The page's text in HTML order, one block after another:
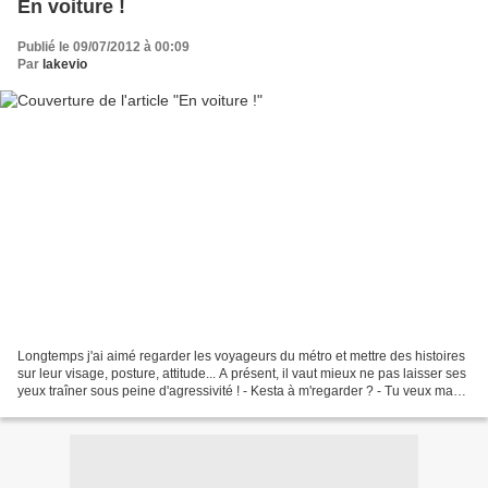
En voiture !
Publié le 09/07/2012 à 00:09
Par lakevio
Longtemps j'ai aimé regarder les voyageurs du métro et mettre des histoires
sur leur visage, posture, attitude... A présent, il vaut mieux ne pas laisser ses
yeux traîner sous peine d'agressivité ! - Kesta à m'regarder ? - Tu veux ma